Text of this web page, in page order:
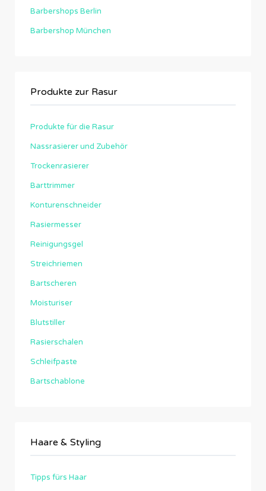
Barbershops Berlin
Barbershop München
Produkte zur Rasur
Produkte für die Rasur
Nassrasierer und Zubehör
Trockenrasierer
Barttrimmer
Konturenschneider
Rasiermesser
Reinigungsgel
Streichriemen
Bartscheren
Moisturiser
Blutstiller
Rasierschalen
Schleifpaste
Bartschablone
Haare & Styling
Tipps fürs Haar